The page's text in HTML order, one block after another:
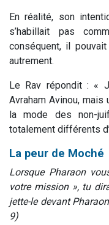
En réalité, son
s’habillait pas
conséquent, il
autrement.
Le Rav répondit : «
Avraham Avinou,
la mode des non-
totalement différents
La peur de Moché
Lorsque Pharaon
votre mission », tu
jette-le devant
9)